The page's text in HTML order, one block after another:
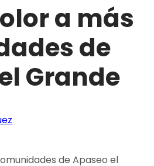
a más
de
Grande